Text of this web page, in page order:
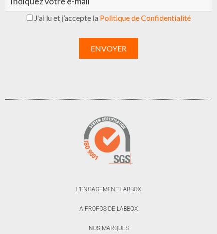
J’ai lu et j’accepte la Politique de Confidentialité
L’ENGAGEMENT LABBOX
A PROPOS DE LABBOX
NOS MARQUES